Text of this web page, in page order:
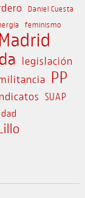
Daniel Cuesta
feminismo
legislación
PP
SUAP